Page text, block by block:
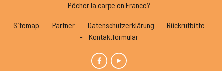
Pêcher la carpe en France?
Sitemap Partner Datenschutzerklärung
Rückrufbitte
Kontaktformular